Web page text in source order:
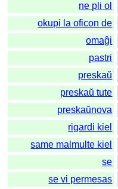
ne pli ol
okupi la oficon de
omaĝi
pastri
preskaŭ
preskaŭ tute
preskaŭnova
rigardi kiel
same malmulte kiel
se
se vi permesas